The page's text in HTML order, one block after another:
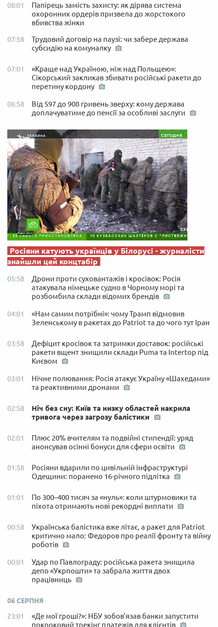
08:01
Папірець замість захисту: як дірява система
охоронних ордерів призвела до жорстокого
вбивства жінки
07:58
Трудовий договір на паузі: чи забере держава
субсидію на комуналку
07:01
«Краще над Україною, ніж над Польщею»:
Сікорський закликав збивати російські ракети до
перетину кордону
06:58
Від 597 до 908 гривень зверху: кому держава
доплачуватиме до пенсії за особливі заслуги
Росіяни катують українців у Білорусі - журналісти
знайшли цей концтабір
05:58
Дрони проти суховантажів і кросівок: Росія
атакувала німецьке судно в Чорному морі та
розбомбила склади відомих брендів
04:01
«Нам самим потрібні»: чому Трамп відмовив
Зеленському в ракетах до Patriot та до чого тут Іран
03:58
Дефіцит кросівок та затримки доставок: російські
ракети вщент знищили склади Puma та Intertop під
Києвом
03:01
Нічне полювання: Росія атакує Україну «Шахедами»
та реактивними дронами
02:58
Ніч без сну: Київ та низку областей накрила
тривога через загрозу балістики
02:01
Плюс 20% вчителям та подвійні стипендії: уряд
анонсував осінні бонуси для сфери освіти
01:58
Росіяни вдарили по цивільній інфраструктурі
Одещини: поранено 16-річного підлітка
01:01
По 300–400 тисяч за «нуль»: коли штурмовики та
піхота отримають нові рекордні виплати
00:58
Українська балістика вже літає, а ракет для Patriot
критично мало: Федоров про реалії фронту та війну
роботів
00:01
Удар по Павлограду: російська ракета знищила
депо «Укрпошти» та забрала життя двох
працівниць
06 СЕРПНЯ
23:01
«Де мої гроші?»: НБУ зобов'язав банки запустити
покроковий трекінг платежів для клієнтів